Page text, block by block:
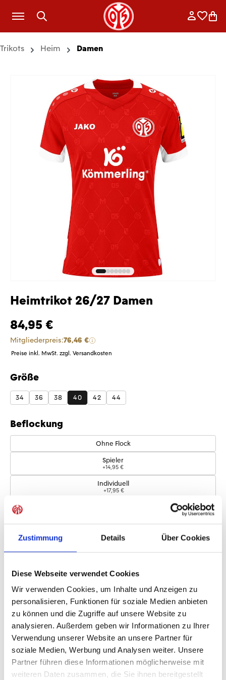
Zustimmung Details Über Cookies
Diese Webseite verwendet Cookies
Wir verwenden Cookies, um Inhalte und Anzeigen zu
personalisieren, Funktionen für soziale Medien anbieten
zu können und die Zugriffe auf unsere Website zu
analysieren. Außerdem geben wir Informationen zu Ihrer
Verwendung unserer Website an unsere Partner für
soziale Medien, Werbung und Analysen weiter. Unsere
Partner führen diese Informationen möglicherweise mit
weiteren Daten zusammen, die Sie ihnen bereitgestellt
Zum Hauptinhalt springen
Trikots Heim Damen
Heimtrikot 26/27 Damen
84,95 €
Mitgliederpreis:76,46 €
Preise inkl. MwSt. zzgl. Versandkosten
Größe
auswählen
34 36 38 40 42 44
Beflockung
Ohne Flock
Spieler
+14,95 €
Individuell
+17,95 €
Logos
Bundesliga-Logo
+4,95 €
IN DEN WARENKORB